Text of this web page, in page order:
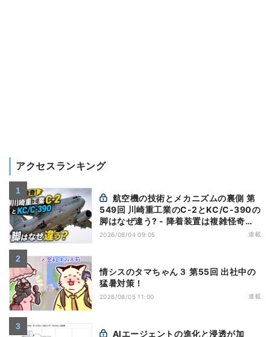
アクセスランキング
549回 川崎重工業のC-2とKC/C-390の
脚はなぜ違う? - 降着装置は複雑怪奇
(5)|軍用輸送機(10)
2026/08/04 09:05 連載
情シスのタマちゃん３ 第55回 出社中の
猛暑対策！
2026/08/05 11:00 連載